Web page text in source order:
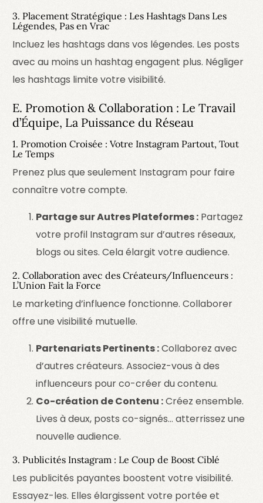
3. Placement Stratégique : Les Hashtags Dans Les
Légendes, Pas en Vrac
Incluez les hashtags dans vos légendes. Les posts
avec au moins un hashtag engagent plus. Négliger
les hashtags limite votre visibilité.
E. Promotion & Collaboration : Le Travail
d’Équipe, La Puissance du Réseau
1. Promotion Croisée : Votre Instagram Partout, Tout
Le Temps
Prenez plus que seulement Instagram pour faire
connaître votre compte.
Partage sur Autres Plateformes : Partagez
votre profil Instagram sur d’autres réseaux,
blogs ou sites. Cela élargit votre audience.
2. Collaboration avec des Créateurs/Influenceurs :
L’Union Fait la Force
Le marketing d’influence fonctionne. Collaborer
offre une visibilité mutuelle.
Partenariats Pertinents :Collaborez avec
d’autres créateurs. Associez-vous à des
influenceurs pour co-créer du contenu.
Co-création de Contenu :Créez ensemble.
Lives à deux, posts co-signés… atterrissez une
nouvelle audience.
3. Publicités Instagram : Le Coup de Boost Ciblé
Les publicités payantes boostent votre visibilité.
Essayez-les. Elles élargissent votre portée et